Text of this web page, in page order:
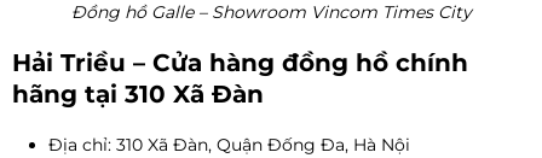
Đồng hồ Galle – Showroom Vincom Times City
Hải Triều – Cửa hàng đồng hồ chính
hãng tại 310 Xã Đàn
Địa chỉ: 310 Xã Đàn, Quận Đống Đa, Hà Nội